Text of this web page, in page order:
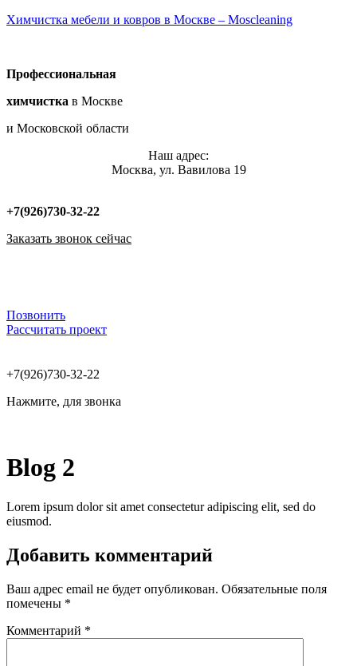
Химчистка мебели и ковров в Москве – Moscleaning
Профессиональная
химчистка в Москве
и Московской области
Наш адрес:
Москва, ул. Вавилова 19
+7(926)730-32-22
Заказать звонок сейчас
Позвонить
Рассчитать проект
+7(926)730-32-22
Нажмите, для звонка
Blog 2
Lorem ipsum dolor sit amet consectetur adipiscing elit, sed do
eiusmod.
Добавить комментарий
Ваш адрес email не будет опубликован. Обязательные поля
помечены *
Комментарий *